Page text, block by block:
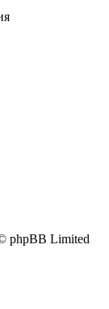
phpBB Limited